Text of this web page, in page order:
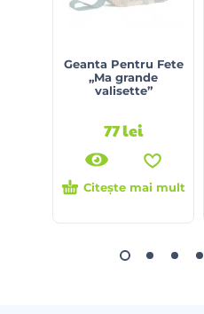
Geanta Pentru Fete
„Ma grande
valisette”
77lei
Citește mai mult